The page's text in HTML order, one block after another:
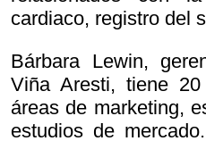
cardiaco, registro del
Bárbara Lewin,
Viña Aresti, tiene
áreas de marketing,
estudios de